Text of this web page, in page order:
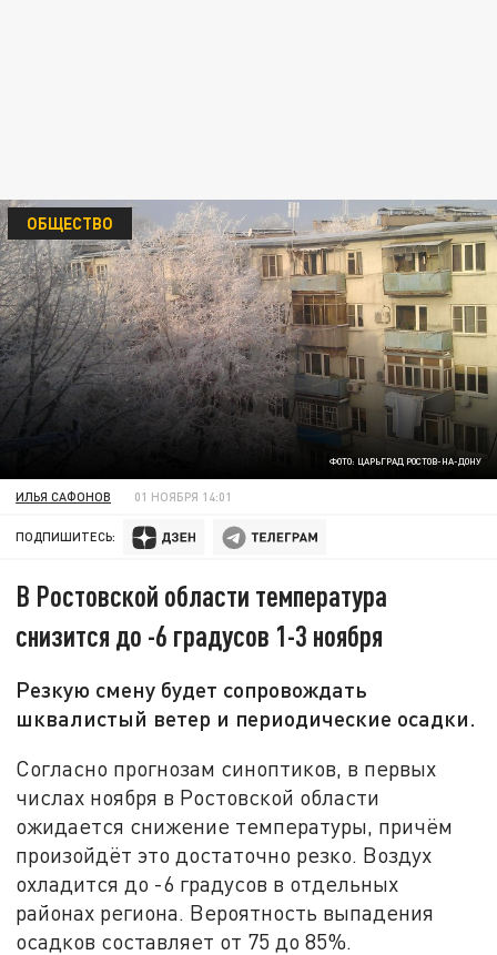
ФОТО: ЦАРЬГРАД РОСТОВ-НА-ДОНУ
ОБЩЕСТВО
ИЛЬЯ САФОНОВ 01 НОЯБРЯ 14:01
ПОДПИШИТЕСЬ:
В Ростовской области температура
снизится до -6 градусов 1-3 ноября
Резкую смену будет сопровождать
шквалистый ветер и периодические осадки.
Согласно прогнозам синоптиков, в первых
числах ноября в Ростовской области
ожидается снижение температуры, причём
произойдёт это достаточно резко. Воздух
охладится до -6 градусов в отдельных
районах региона. Вероятность выпадения
осадков составляет от 75 до 85%.